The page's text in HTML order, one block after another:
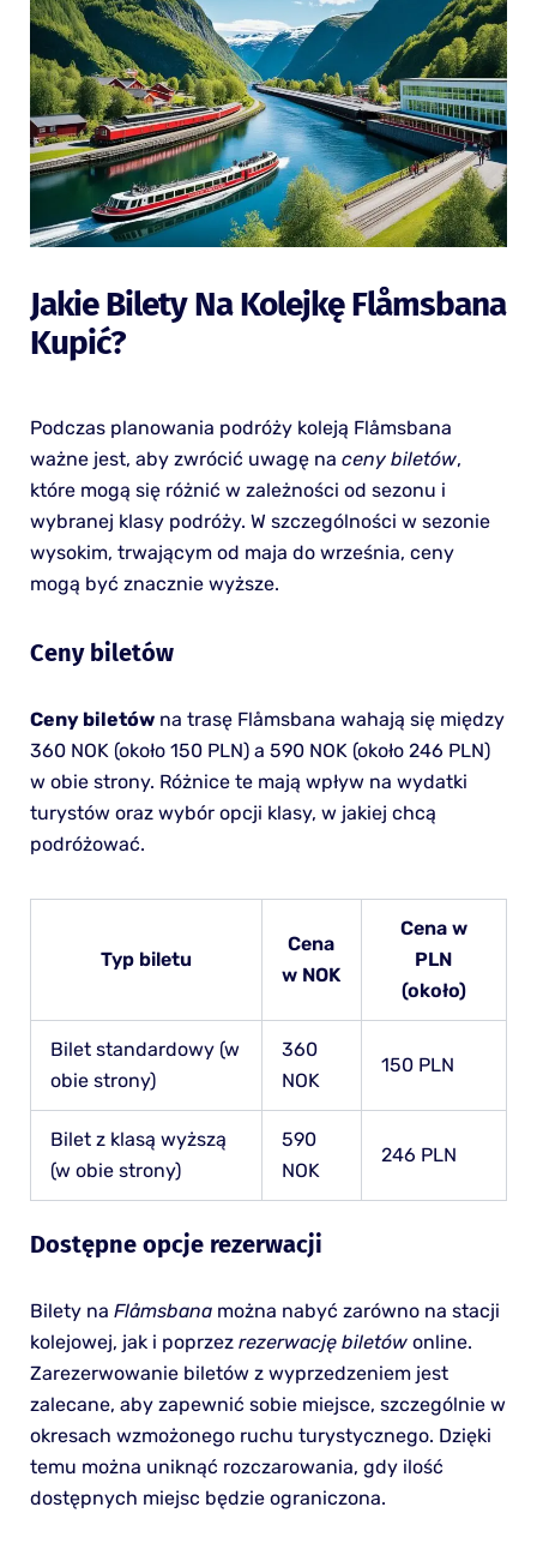
Jakie Bilety Na Kolejkę Flåmsbana
Kupić?
Podczas planowania podróży koleją Flåmsbana
ważne jest, aby zwrócić uwagę na ceny biletów,
które mogą się różnić w zależności od sezonu i
wybranej klasy podróży. W szczególności w sezonie
wysokim, trwającym od maja do września, ceny
mogą być znacznie wyższe.
Ceny biletów
Ceny biletówna trasę Flåmsbana wahają się między
360 NOK (około 150 PLN) a 590 NOK (około 246 PLN)
w obie strony. Różnice te mają wpływ na wydatki
turystów oraz wybór opcji klasy, w jakiej chcą
podróżować.
Typ biletu
Cena
w NOK
Cena w
PLN
(około)
Bilet standardowy (w
obie strony)
360
NOK
150 PLN
Bilet z klasą wyższą
(w obie strony)
590
NOK
246 PLN
Dostępne opcje rezerwacji
Bilety na Flåmsbanamożna nabyć zarówno na stacji
kolejowej, jak i poprzez rezerwację biletówonline.
Zarezerwowanie biletów z wyprzedzeniem jest
zalecane, aby zapewnić sobie miejsce, szczególnie w
okresach wzmożonego ruchu turystycznego. Dzięki
temu można uniknąć rozczarowania, gdy ilość
dostępnych miejsc będzie ograniczona.